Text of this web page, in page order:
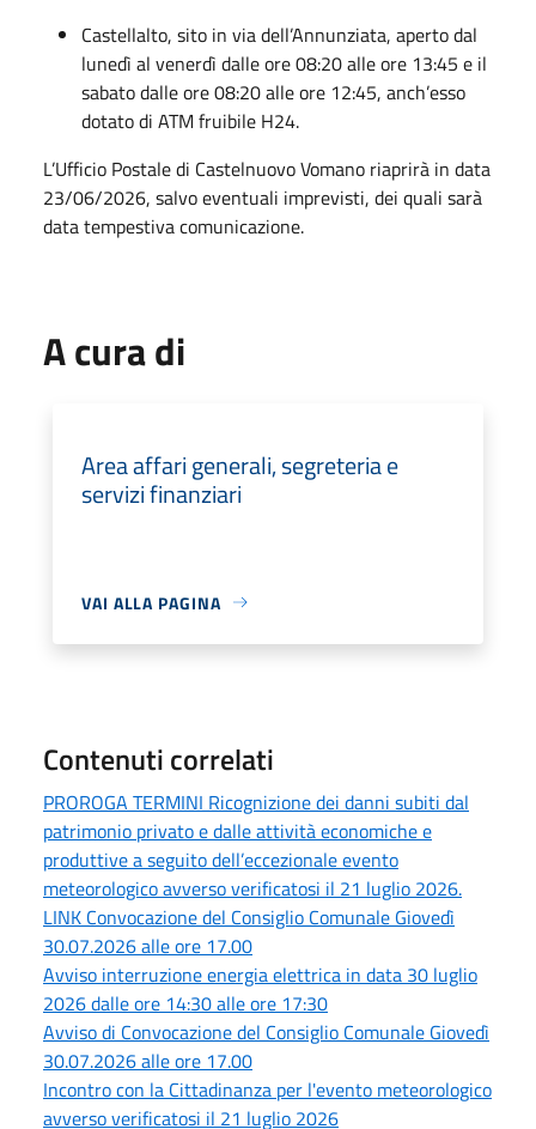
Castellalto, sito in via dell’Annunziata, aperto dal
lunedì al venerdì dalle ore 08:20 alle ore 13:45 e il
sabato dalle ore 08:20 alle ore 12:45, anch’esso
dotato di ATM fruibile H24.
L’Ufficio Postale di Castelnuovo Vomano riaprirà in data
23/06/2026, salvo eventuali imprevisti, dei quali sarà
data tempestiva comunicazione.
A cura di
Area affari generali, segreteria e
servizi finanziari
VAI ALLA PAGINA
Contenuti correlati
PROROGA TERMINI Ricognizione dei danni subiti dal
patrimonio privato e dalle attività economiche e
produttive a seguito dell’eccezionale evento
meteorologico avverso verificatosi il 21 luglio 2026.
LINK Convocazione del Consiglio Comunale Giovedì
30.07.2026 alle ore 17.00
Avviso interruzione energia elettrica in data 30 luglio
2026 dalle ore 14:30 alle ore 17:30
Avviso di Convocazione del Consiglio Comunale Giovedì
30.07.2026 alle ore 17.00
Incontro con la Cittadinanza per l'evento meteorologico
avverso verificatosi il 21 luglio 2026